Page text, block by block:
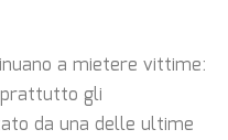
a mietere vittime:
gli
da una delle ultime